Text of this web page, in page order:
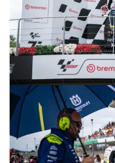
© R.Lekl & S.Wobser